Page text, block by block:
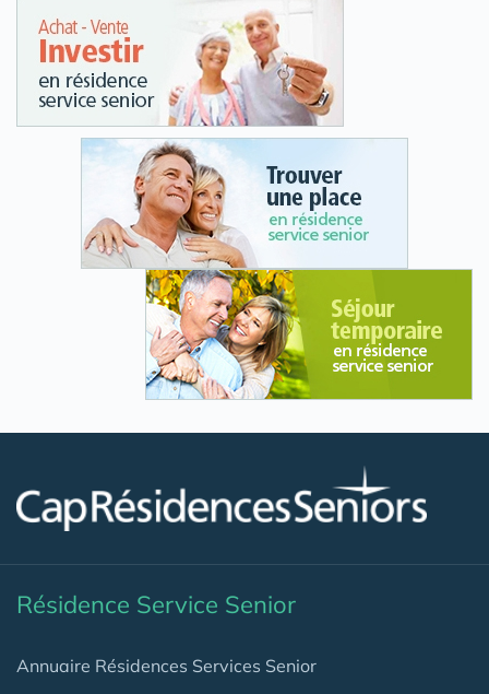
Résidence Service Senior
Annuaire Résidences Services Senior